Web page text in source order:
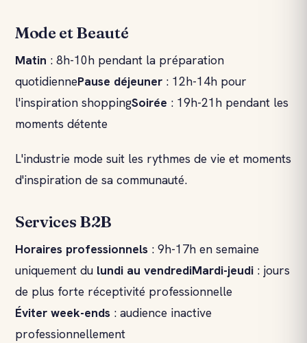
Mode et Beauté
Matin : 8h-10h pendant la préparation
quotidiennePause déjeuner : 12h-14h pour
l'inspiration shoppingSoirée : 19h-21h pendant les
moments détente
L'industrie mode suit les rythmes de vie et moments
d'inspiration de sa communauté.
Services B2B
Horaires professionnels : 9h-17h en semaine
uniquement du lundi au vendrediMardi-jeudi : jours
de plus forte réceptivité professionnelle
Éviter week-ends : audience inactive
professionnellement